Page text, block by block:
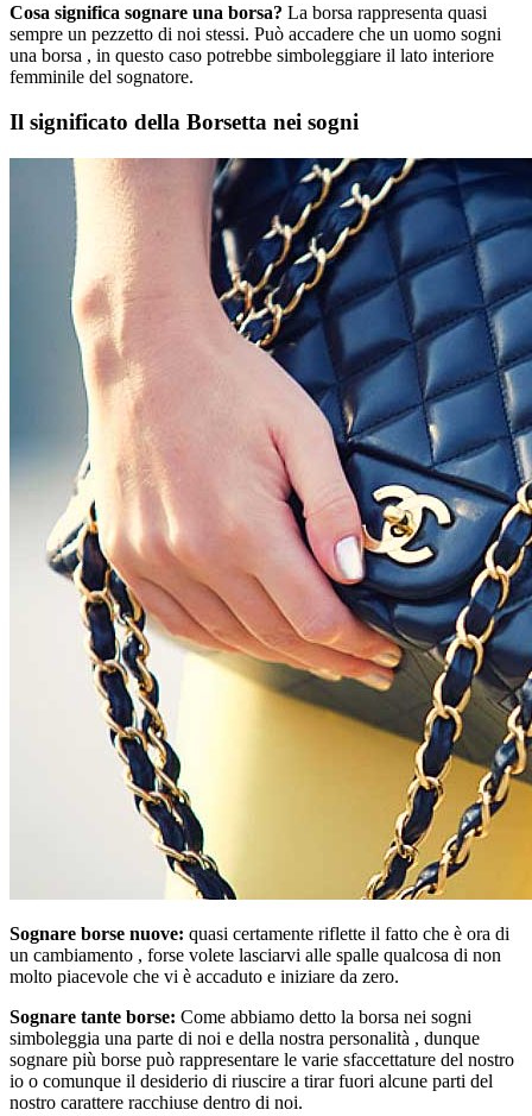
Cosa significa sognare una borsa? La borsa rappresenta quasi
sempre un pezzetto di noi stessi. Può accadere che un uomo sogni
una borsa , in questo caso potrebbe simboleggiare il lato interiore
femminile del sognatore.
Il significato della Borsetta nei sogni
Sognare borse nuove: quasi certamente riflette il fatto che è ora di
un cambiamento , forse volete lasciarvi alle spalle qualcosa di non
molto piacevole che vi è accaduto e iniziare da zero.
Sognare tante borse: Come abbiamo detto la borsa nei sogni
simboleggia una parte di noi e della nostra personalità , dunque
sognare più borse può rappresentare le varie sfaccettature del nostro
io o comunque il desiderio di riuscire a tirar fuori alcune parti del
nostro carattere racchiuse dentro di noi.